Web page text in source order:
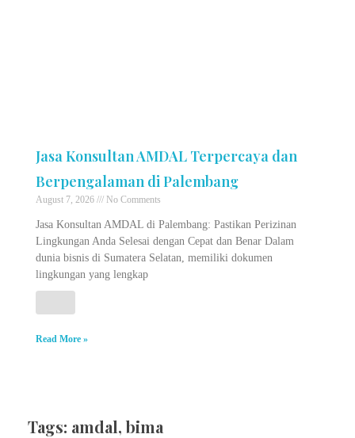
Jasa Konsultan AMDAL Terpercaya dan
Berpengalaman di Palembang
August 7, 2026 No Comments
Jasa Konsultan AMDAL di Palembang: Pastikan Perizinan
Lingkungan Anda Selesai dengan Cepat dan Benar Dalam
dunia bisnis di Sumatera Selatan, memiliki dokumen
lingkungan yang lengkap
Read More »
Tags: amdal, bima